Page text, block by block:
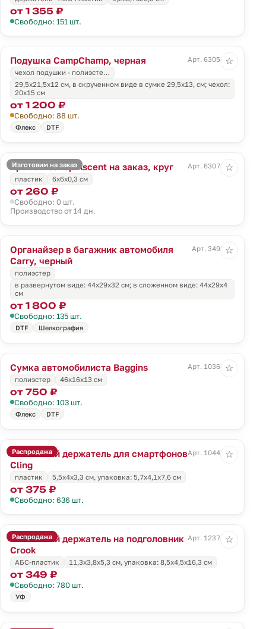
от 1 355 ₽
Свободно: 151 шт.
Подушка CampChamp, черная
Арт. 63054.30
чехол подушки - полиэсте…
29,5х21,5х12 см, в скрученном виде в сумке 29,5х13, см; чехол:
20х15 см
от 1 200 ₽
Свободно: 88 шт.
Флекс DTF
☆
Изготовим на заказ
Ароматизатор Ascent на заказ, круг
Арт. 63078.01
пластик
6x6x0,3 см
от 260 ₽
Свободно: 0 шт.
Производство от 14 дн.
☆
Органайзер в багажник автомобиля
Carry, черный
Арт. 3498.30
полиэстер
в развернутом виде: 44х29х32 см; в сложенном виде: 44х29х4
см
от 1 800 ₽
Свободно: 135 шт.
DTF Шелкография
☆
Сумка автомобилиста Baggins
Арт. 10363.30
полиэстер
46x16x13 см
от 750 ₽
Свободно: 103 шт.
Флекс DTF
☆
Распродажа
Магнитный держатель для смартфонов
Cling
Арт. 10447.10
пластик 5,5х4х3,3 см, упаковка: 5,7х4,1х7,6 см
от 375 ₽
Свободно: 636 шт.
☆
Распродажа
Магнитный держатель на подголовник
Crook
Арт. 12374.10
АБС-пластик 11,3х3,8х5,3 см, упаковка: 8,5х4,5х16,3 см
от 349 ₽
Свободно: 780 шт.
УФ
☆